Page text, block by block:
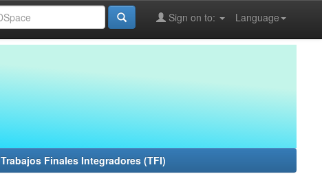
Language
Sign on to:
Trabajos Finales Integradores (TFI)